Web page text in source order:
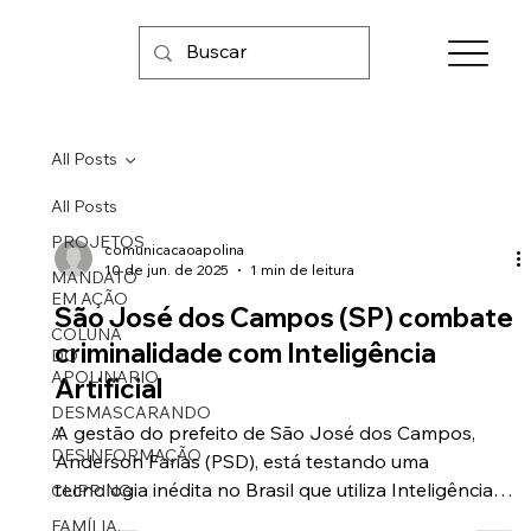
All Posts
PROJETOS
MANDATO
EM AÇÃO
COLUNA
DO
APOLINARIO
DESMASCARANDO
A
DESINFORMAÇÃO
CLIPPING
FAMÍLIA,
All Posts
comunicacaoapolina
10 de jun. de 2025
1 min de leitura
São José dos Campos (SP) combate
criminalidade com Inteligência
Artificial
A gestão do prefeito de São José dos Campos,
Anderson Farias (PSD), está testando uma
tecnologia inédita no Brasil que utiliza Inteligência
Artificial (IA) para identificar comportamentos